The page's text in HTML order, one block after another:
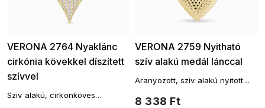
VERONA 2764 Nyaklánc
cirkónia kövekkel díszített
szívvel
Sziv alakú, cirkonköves
VERONA 2759 Nyitható
szív alakú medál lánccal
8 338 Ft
Aranyozott, szív alakú nyitott